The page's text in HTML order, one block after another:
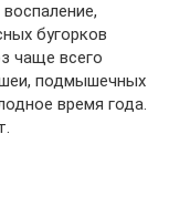
бугорков
чаще всего
подмышечных
время года.